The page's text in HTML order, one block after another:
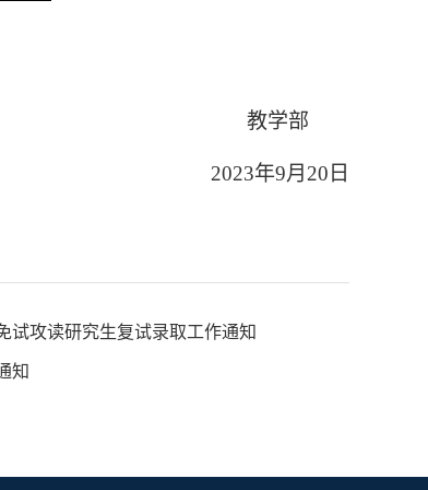
教学部
2023年9月 20 日
试攻读研究生复试录取工作通知
知